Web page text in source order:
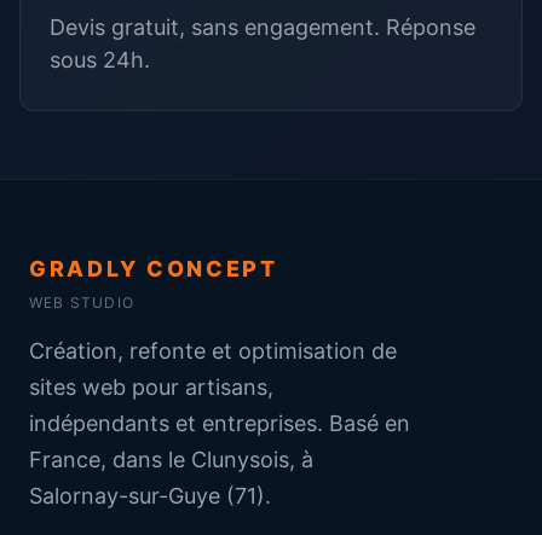
Devis gratuit, sans engagement. Réponse
sous 24h.
GRADLY CONCEPT
WEB STUDIO
Création, refonte et optimisation de
sites web pour artisans,
indépendants et entreprises. Basé en
France, dans le Clunysois, à
Salornay-sur-Guye (71).